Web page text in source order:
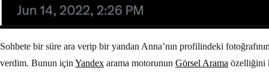
Sohbete bir süre ara verip bir yandan Anna’nın profilindeki
verdim. Bunun için Yandex arama motorunun Görsel Arama özelliğini